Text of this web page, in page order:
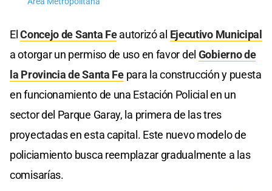
ElConcejo de Santa Feautorizó al Ejecutivo Municipal
a otorgar un permiso de uso en favor del Gobierno de
la Provincia de Santa Fepara la construcción y puesta
en funcionamiento de una Estación Policial en un
sector del Parque Garay, la primera de las tres
proyectadas en esta capital. Este nuevo modelo de
policiamiento busca reemplazar gradualmente a las
comisarías.